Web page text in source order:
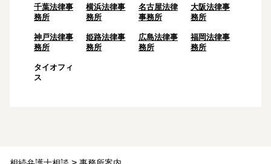
千葉法律事
務所
横浜法律事
務所
名古屋法律
事務所
大阪法律事
務所
神戸法律事
務所
姫路法律事
務所
広島法律事
務所
福岡法律事
務所
タイオフィ
ス